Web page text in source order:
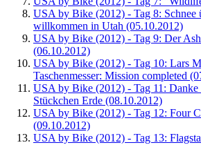
USA by Bike (2012) - Tag 8: Schnee
willkommen in Utah (05.10.2012)
USA by Bike (2012) - Tag 9: Der
(06.10.2012)
USA by Bike (2012) - Tag 10: Lars
Taschenmesser: Mission completed
USA by Bike (2012) - Tag 11: Danke
Stückchen Erde (08.10.2012)
USA by Bike (2012) - Tag 12: Four
(09.10.2012)
USA by Bike (2012) - Tag 13: